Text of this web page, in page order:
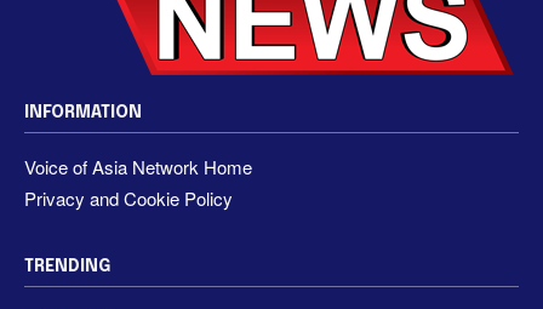
INFORMATION
Voice of Asia Network Home
Privacy and Cookie Policy
TRENDING